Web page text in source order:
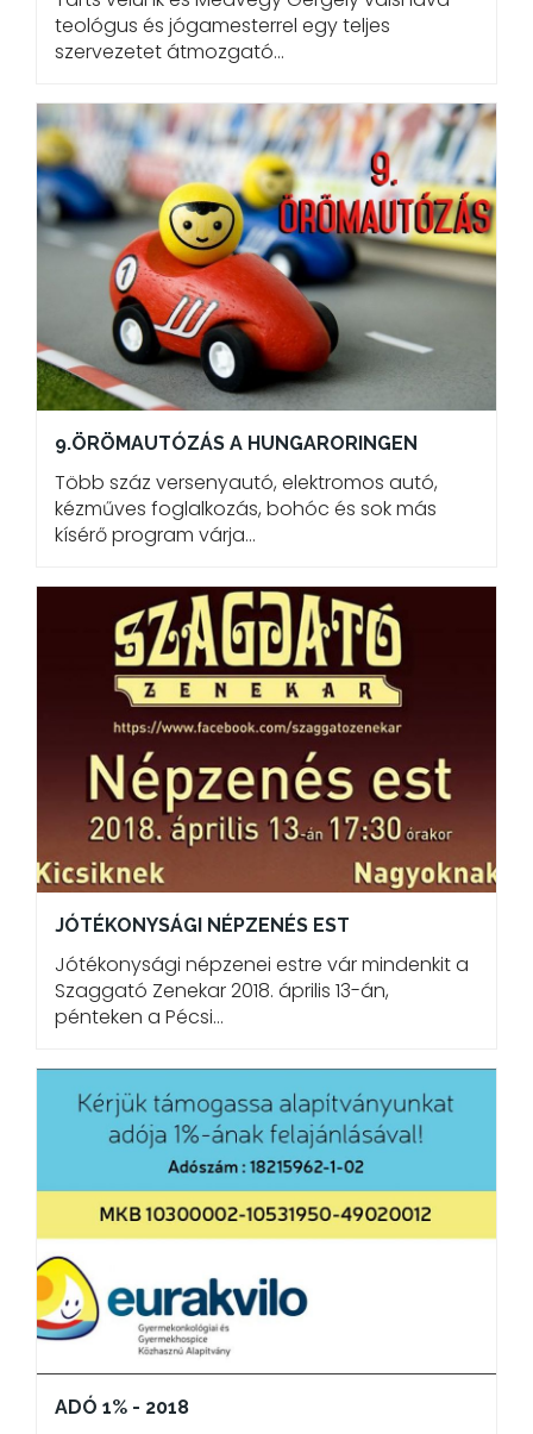
teológus és jógamesterrel egy teljes
szervezetet átmozgató…
9.ÖRÖMAUTÓZÁS A HUNGARORINGEN
Több száz versenyautó, elektromos autó,
kézműves foglalkozás, bohóc és sok más
kísérő program várja…
JÓTÉKONYSÁGI NÉPZENÉS EST
Jótékonysági népzenei estre vár mindenkit a
Szaggató Zenekar 2018. április 13-án,
pénteken a Pécsi…
ADÓ 1% - 2018